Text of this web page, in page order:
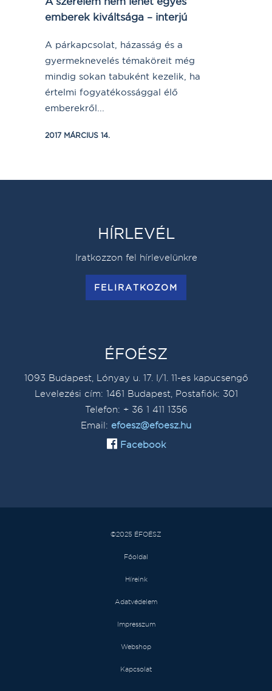
emberek kiváltsága – interjú
A párkapcsolat, házasság és a
gyermeknevelés témaköreit még
mindig sokan tabuként kezelik, ha
értelmi fogyatékossággal élő
emberekről...
2017 MÁRCIUS 14.
HÍRLEVÉL
Iratkozzon fel hírlevelünkre
FELIRATKOZOM
ÉFOÉSZ
1093 Budapest, Lónyay u. 17. I/1. 11-es kapucsengő
Levelezési cím: 1461 Budapest, Postafiók: 301
Telefon: + 36 1 411 1356
Email: efoesz@efoesz.hu
Facebook
©2025 ÉFOÉSZ
Főoldal
Híreink
Adatvédelem
Impresszum
Webshop
Kapcsolat